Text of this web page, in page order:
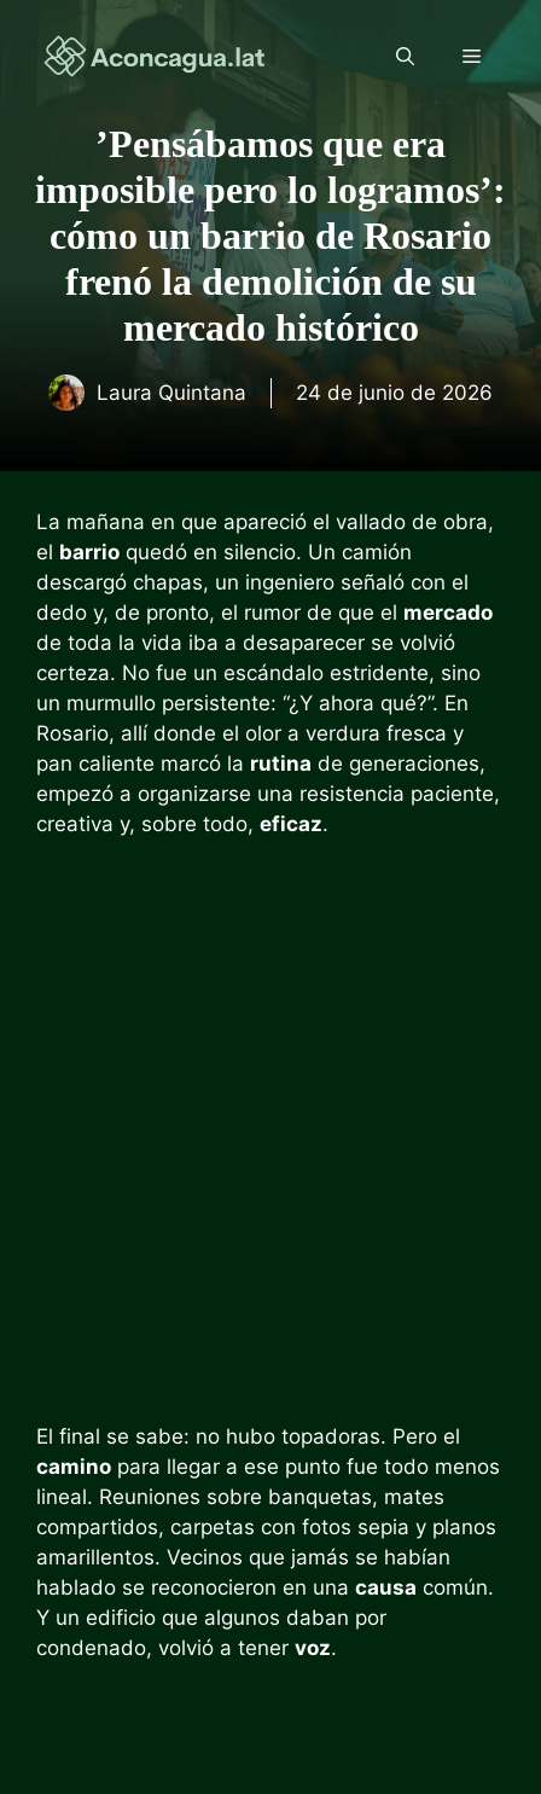
contenido
Menú
ʼPensábamos que era
imposible pero lo logramosʼ:
cómo un barrio de Rosario
frenó la demolición de su
mercado histórico
Laura Quintana 24 de junio de 2026
La mañana en que apareció el vallado de obra,
el barrio quedó en silencio. Un camión
descargó chapas, un ingeniero señaló con el
dedo y, de pronto, el rumor de que el mercado
de toda la vida iba a desaparecer se volvió
certeza. No fue un escándalo estridente, sino
un murmullo persistente: “¿Y ahora qué?”. En
Rosario, allí donde el olor a verdura fresca y
pan caliente marcó la rutina de generaciones,
empezó a organizarse una resistencia paciente,
creativa y, sobre todo, eficaz.
El final se sabe: no hubo topadoras. Pero el
camino para llegar a ese punto fue todo menos
lineal. Reuniones sobre banquetas, mates
compartidos, carpetas con fotos sepia y planos
amarillentos. Vecinos que jamás se habían
hablado se reconocieron en una causa común.
Y un edificio que algunos daban por
condenado, volvió a tener voz.